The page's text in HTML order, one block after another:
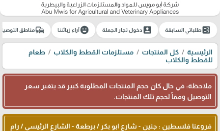
ballotطلباتي السابقة account_boxدخول تجار الجملة emoji_emotionsآراء زبائننا commuteمناطق
الرئيسية كل المنتجات مستلزمات القطط والكلاب
طعام
للقطط والكلاب
ملاحظة: في حال كان حجم المنتجات المطلوبة كبير قد يتغير سعر
التوصيل وفقاً لحجم تلك المنتجات.
فروعنا فلسطين : جنين - شارع ابو بكر / برطعة - الشارع الرئيسي / رام